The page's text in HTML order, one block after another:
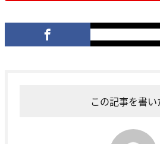
この記事を書い